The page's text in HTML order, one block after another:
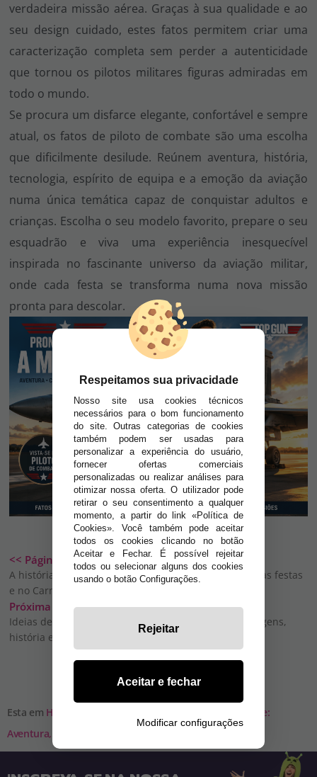
verdadeira missão aérea. Graças à sua qualidade e ao
seu design cuidado, estes fatos permitem criar uma
caracterização completa sem perder a autenticidade
que tornou os pilotos militares figuras admiradas em
todo o mundo.
Se procura um disfarce elegante, confortável e sempre
atual, os fatos de piloto de combate são uma escolha
que dificilmente desilude. Reúnem aventura, história,
tecnologia, espírito de equipa e a emoção da aviação
numa única temática capaz de conquistar adultos e
crianças. Escolha o seu modelo favorito, prepare o seu
esquadrão e viva uma experiência inesquecível
inspirada no fascinante universo da aviação militar,
onde cada festa se transforma numa nova missão
pronta para descolar.
<< Página Anterior
A história dos disfarces religiosos e a sua presença nas festas
e no Carnaval
Próxima Página >>
Ideias de disfarces medievais para crianças: personagens,
história e aventuras
Esta em Home
Fantasias de Pilotos de Combate:
Aventura, Esti...
Respeitamos sua privacidade
Nosso site usa cookies técnicos
necessários para o bom funcionamento
do site. Outras categorias de cookies
também podem ser usadas para
personalizar a experiência do usuário,
fornecer ofertas comerciais
personalizadas ou realizar análises para
otimizar nossa oferta. O utilizador pode
retirar o seu consentimento a qualquer
momento, a partir do link «Política de
Cookies». Você também pode aceitar
todos os cookies clicando no botão
Aceitar e Fechar. É possível rejeitar
todos ou selecionar alguns dos cookies
usando o botão Configurações.
Rejeitar
Aceitar e fechar
Modificar configurações